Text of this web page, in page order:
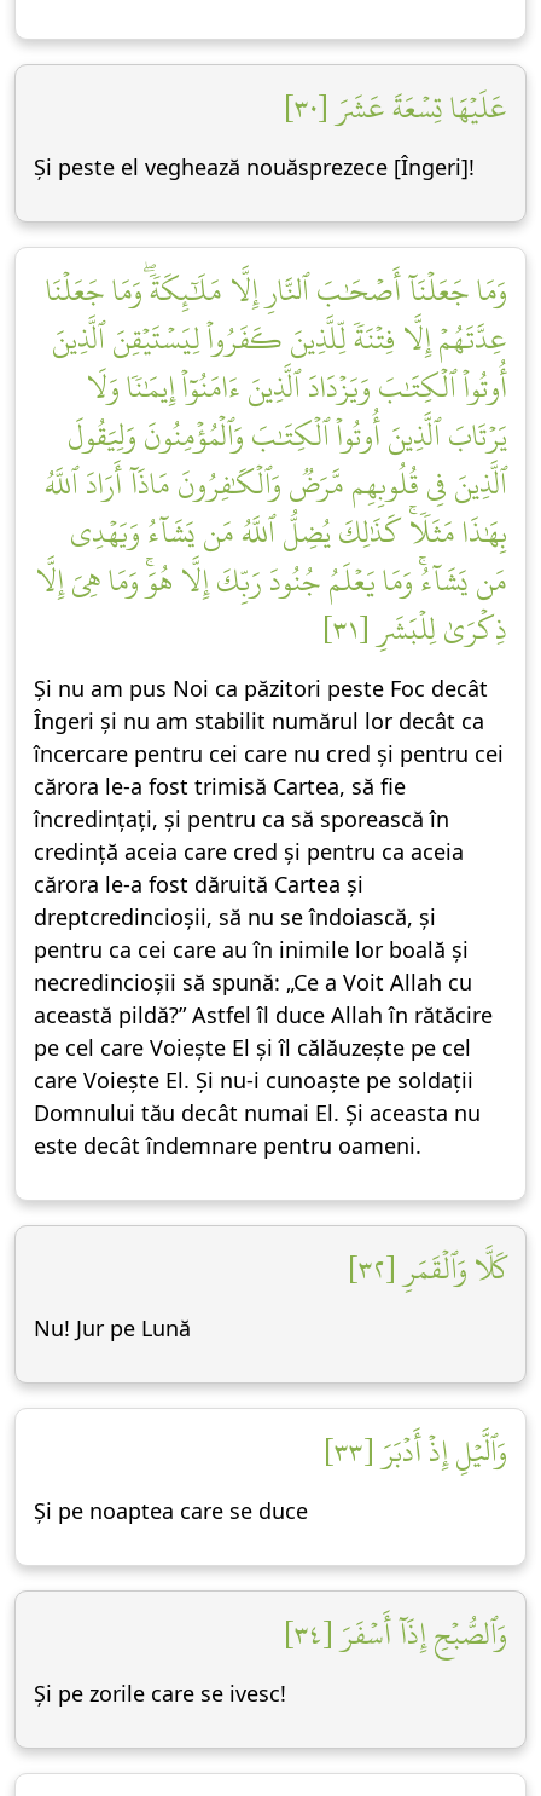
عَلَيۡهَا تِسۡعَةَ عَشَرَ [٣٠]
Și peste el veghează nouăsprezece [Îngeri]!
وَمَا جَعَلۡنَآ أَصۡحَٰبَ ٱلنَّارِ إِلَّا مَلَٰٓئِكَةٗۖ وَمَا جَعَلۡنَا
عِدَّتَهُمۡ إِلَّا فِتۡنَةٗ لِّلَّذِينَ كَفَرُواْ لِيَسۡتَيۡقِنَ ٱلَّذِينَ
أُوتُواْ ٱلۡكِتَٰبَ وَيَزۡدَادَ ٱلَّذِينَ ءَامَنُوٓاْ إِيمَٰنٗا وَلَا
يَرۡتَابَ ٱلَّذِينَ أُوتُواْ ٱلۡكِتَٰبَ وَٱلۡمُؤۡمِنُونَ وَلِيَقُولَ
ٱلَّذِينَ فِي قُلُوبِهِم مَّرَضٞ وَٱلۡكَٰفِرُونَ مَاذَآ أَرَادَ ٱللَّهُ
بِهَٰذَا مَثَلٗاۚ كَذَٰلِكَ يُضِلُّ ٱللَّهُ مَن يَشَآءُ وَيَهۡدِي
مَن يَشَآءُۚ وَمَا يَعۡلَمُ جُنُودَ رَبِّكَ إِلَّا هُوَۚ وَمَا هِيَ إِلَّا
ذِكۡرَىٰ لِلۡبَشَرِ [٣١]
Și nu am pus Noi ca păzitori peste Foc decât
Îngeri și nu am stabilit numărul lor decât ca
încercare pentru cei care nu cred și pentru cei
cărora le-a fost trimisă Cartea, să fie
încredințați, și pentru ca să sporească în
credință aceia care cred și pentru ca aceia
cărora le-a fost dăruită Cartea și
dreptcredincioșii, să nu se îndoiască, și
pentru ca cei care au în inimile lor boală și
necredincioșii să spună: „Ce a Voit Allah cu
această pildă?” Astfel îl duce Allah în rătăcire
pe cel care Voiește El și îl călăuzește pe cel
care Voiește El. Și nu-i cunoaște pe soldații
Domnului tău decât numai El. Și aceasta nu
este decât îndemnare pentru oameni.
كَلَّا وَٱلۡقَمَرِ [٣٢]
Nu! Jur pe Lună
وَٱلَّيۡلِ إِذۡ أَدۡبَرَ [٣٣]
Și pe noaptea care se duce
وَٱلصُّبۡحِ إِذَآ أَسۡفَرَ [٣٤]
Și pe zorile care se ivesc!